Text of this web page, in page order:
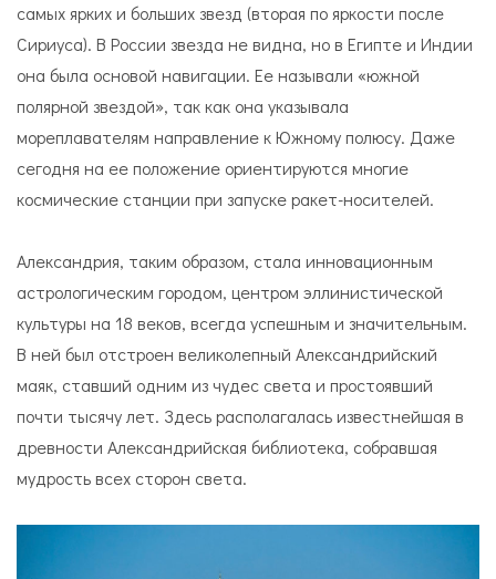
самых ярких и больших звезд (вторая по яркости после
Сириуса). В России звезда не видна, но в Египте и Индии
она была основой навигации. Ее называли «южной
полярной звездой», так как она указывала
мореплавателям направление к Южному полюсу. Даже
сегодня на ее положение ориентируются многие
космические станции при запуске ракет-носителей.
Александрия, таким образом, стала инновационным
астрологическим городом, центром эллинистической
культуры на 18 веков, всегда успешным и значительным.
В ней был отстроен великолепный Александрийский
маяк, ставший одним из чудес света и простоявший
почти тысячу лет. Здесь располагалась известнейшая в
древности Александрийская библиотека, собравшая
мудрость всех сторон света.